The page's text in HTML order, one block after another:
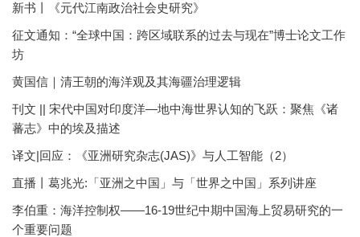
新书丨《元代江南政治社会史研究》
征文通知：“全球中国：跨区域联系的过去与现在”博士论文工作
坊
黄国信｜清王朝的海洋观及其海疆治理逻辑
刊文 || 宋代中国对印度洋—地中海世界认知的飞跃：聚焦《诸
蕃志》中的埃及描述
译文|回应：《亚洲研究杂志(JAS)》与人工智能（2）
直播丨葛兆光:「亚洲之中国」与「世界之中国」系列讲座
李伯重：海洋控制权——16-19世纪中期中国海上贸易研究的一
个重要问题